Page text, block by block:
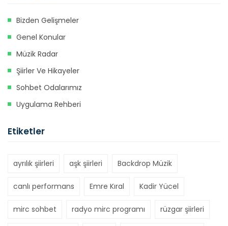
Bizden Gelişmeler
Genel Konular
Müzik Radar
Şiirler Ve Hikayeler
Sohbet Odalarımız
Uygulama Rehberi
Etiketler
ayrılık şiirleri aşk şiirleri Backdrop Müzik
canlı performans Emre Kıral Kadir Yücel
mirc sohbet radyo mirc programı rüzgar şiirleri